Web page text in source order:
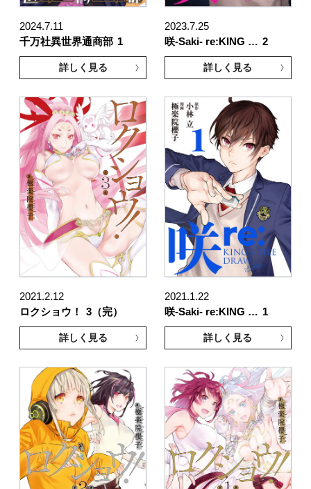
2024.7.11
千万社異世界通商部 1
詳しく見る
2023.7.25
咲-Saki- re:KING … 2
詳しく見る
2021.2.12
ロクショウ！
3（完）
詳しく見る
2021.1.22
咲-Saki- re:KING … 1
詳しく見る